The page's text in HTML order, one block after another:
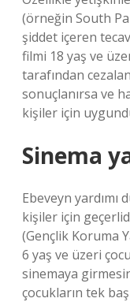
(örneğin South
şiddet içeren
filmi 18 yaş ve
tarafından
sonuçlanırsa ve
kişiler için
Sinema
Ebeveyn yardımı
kişiler için
(Gençlik Koruma
6 yaş ve üzeri
sinemaya
çocukların tek